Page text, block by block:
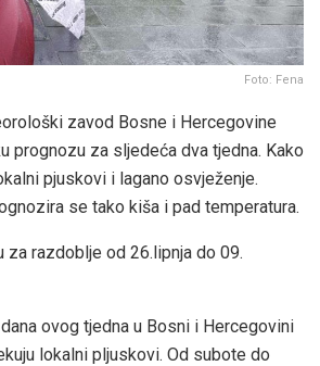
Foto: Fena
zavod Bosne i Hercegovine
prognozu za sljedeća dva tjedna. Kako
pjuskovi i lagano osvježenje.
se tako kiša i pad temperatura.
za razdoblje od 26.lipnja do 09.
ovog tjedna u Bosni i Hercegovini
lokalni pljuskovi. Od subote do